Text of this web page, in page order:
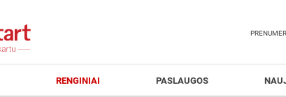
RENGINIAI PASLAUGOS